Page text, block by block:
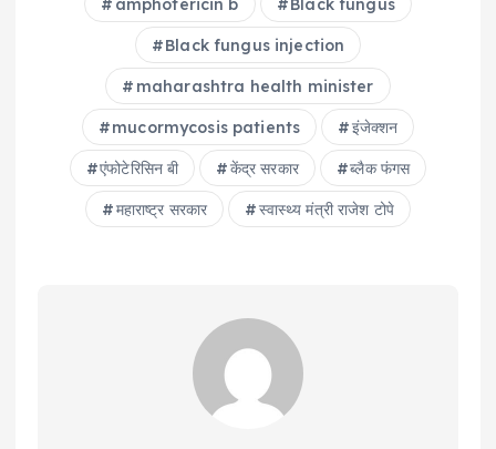
amphotericin b Black fungus
Black fungus injection
maharashtra health minister
mucormycosis patients इंजेक्शन
एंफोटेरिसिन बी केंद्र सरकार ब्लैक फंगस
महाराष्ट्र सरकार स्वास्थ्य मंत्री राजेश टोपे